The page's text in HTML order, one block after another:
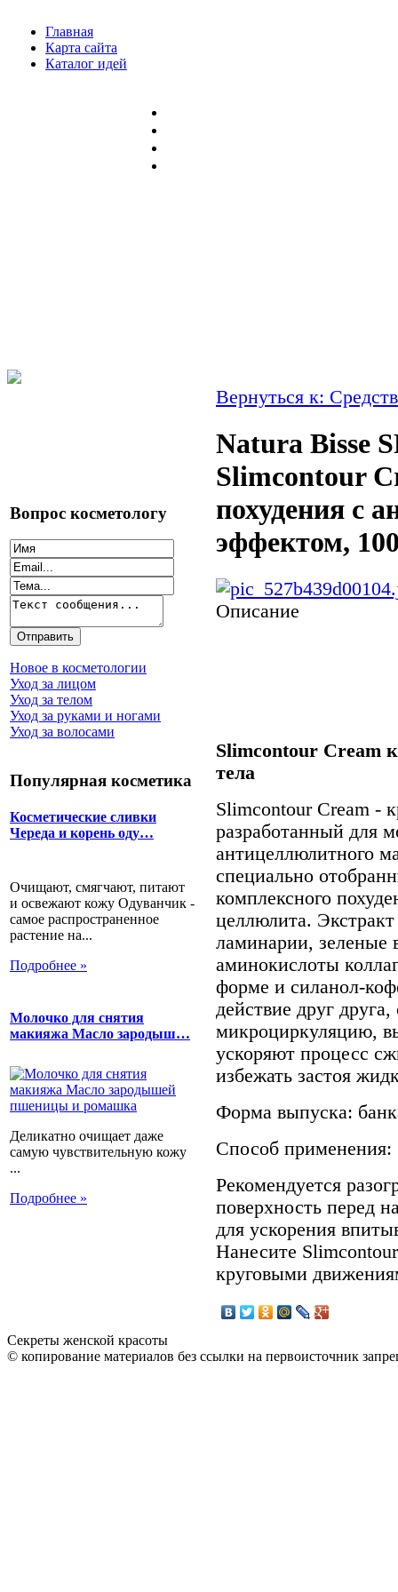
Главная
Карта сайта
Каталог идей
Вопрос косметологу
Новое в косметологии
Уход за лицом
Уход за телом
Уход за руками и ногами
Уход за волосами
Популярная косметика
Косметические сливки
Череда и корень оду…
Очищают, смягчают, питают
и освежают кожу Одуванчик -
самое распространенное
растение на...
Подробнее »
Молочко для снятия
макияжа Масло зародыш…
Деликатно очищает даже
самую чувствительную кожу
...
Подробнее »
Вернуться к:
Natura Bisse
Slimcontour
похудения с
эффектом,
Описание
Slimcontour Cream
тела
Slimcontour Cream -
разработанный для
антицеллюлитного
специально
комплексного
целлюлита.
ламинарии, зеленые
аминокислоты
форме и силанол-
действие друг
микроциркуляцию,
ускоряют процесс
избежать застоя
Форма выпуска:
Способ применения:
Рекомендуется
поверхность перед
для ускорения
Нанесите
круговыми
Секреты женской красоты
© копирование материалов без ссылки на первоисточник